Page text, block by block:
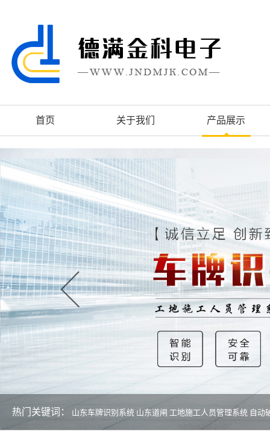
首页 关于我们 产品展示
热门关键词： 山东车牌识别系统 山东道闸 工地施工人员管理系统 自动